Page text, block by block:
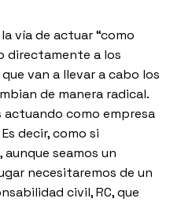
vía de actuar “como
directamente a los
van a llevar a cabo los
de manera radical.
actuando como empresa
decir, como si
seamos un
necesitaremos de un
civil, RC, que